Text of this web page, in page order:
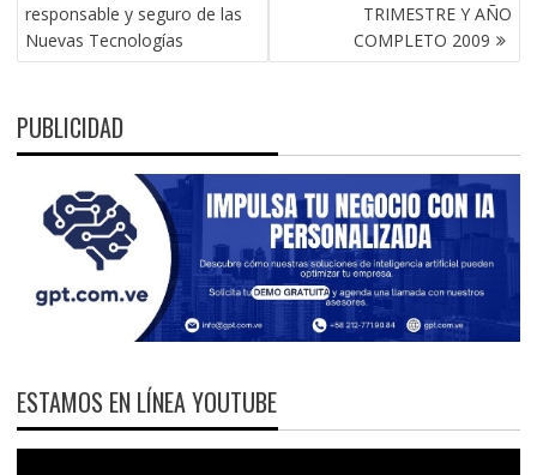
responsable y seguro de las
Nuevas Tecnologías
TRIMESTRE Y AÑO
COMPLETO 2009
PUBLICIDAD
ESTAMOS EN LÍNEA YOUTUBE